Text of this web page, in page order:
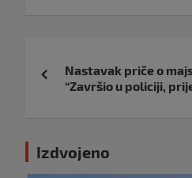
objava
Nastavak priče o
“Završio u policiji,
Izdvojeno